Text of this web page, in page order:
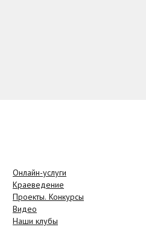
Онлайн-услуги
Краеведение
Проекты. Конкурсы
Видео
Наши клубы